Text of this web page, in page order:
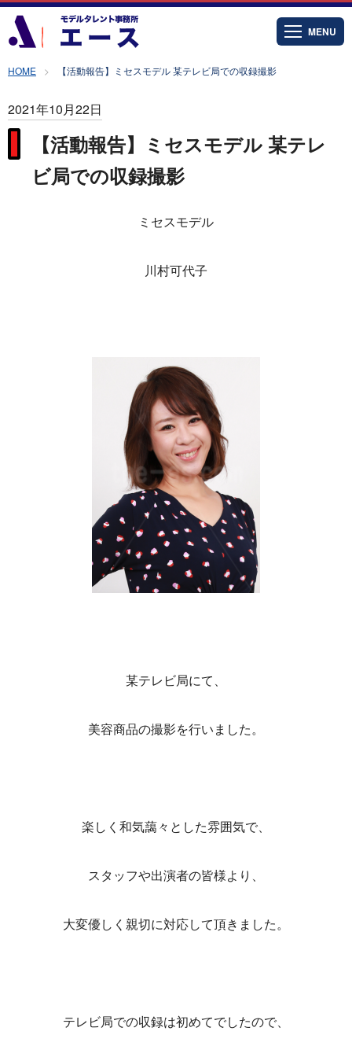
MENU
HOME 【活動報告】ミセスモデル 某テレビ局での収録撮影
2021年10月22日
【活動報告】ミセスモデル 某テレ
ビ局での収録撮影
ミセスモデル
川村可代子
某テレビ局にて、
美容商品の撮影を行いました。
楽しく和気藹々とした雰囲気で、
スタッフや出演者の皆様より、
大変優しく親切に対応して頂きました。
テレビ局での収録は初めてでしたので、